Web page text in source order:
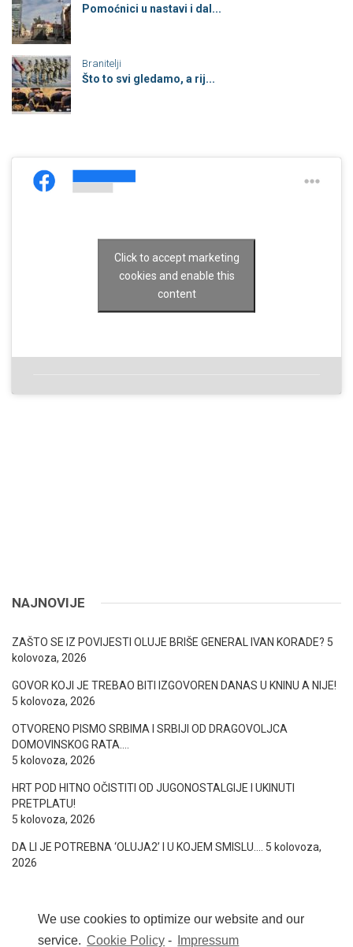
We use cookies to optimize our website and our
service. Cookie Policy - Impressum
Pomoćnici u nastavi i dal...
Branitelji
Što to svi gledamo, a rij...
Click to accept marketing
cookies and enable this
content
NAJNOVIJE
ZAŠTO SE IZ POVIJESTI OLUJE BRIŠE GENERAL IVAN KORADE? 5
kolovoza, 2026
GOVOR KOJI JE TREBAO BITI IZGOVOREN DANAS U KNINU A NIJE!
5 kolovoza, 2026
OTVORENO PISMO SRBIMA I SRBIJI OD DRAGOVOLJCA
DOMOVINSKOG RATA….
5 kolovoza, 2026
HRT POD HITNO OČISTITI OD JUGONOSTALGIJE I UKINUTI
PRETPLATU!
5 kolovoza, 2026
DA LI JE POTREBNA ‘OLUJA2’ I U KOJEM SMISLU….
5 kolovoza,
2026